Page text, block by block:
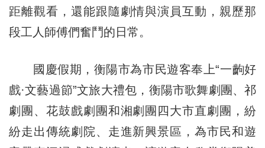
距離觀看，還能跟隨劇情與演員互動，親歷那
段工人師傅們奮鬥的日常。
國慶假期，衡陽市為市民遊客奉上“一齣好
戲·文藝過節”文旅大禮包，衡陽市歌舞劇團、祁
劇團、花鼓戲劇團和湘劇團四大市直劇團，紛
紛走出傳統劇院、走進新興景區，為市民和遊